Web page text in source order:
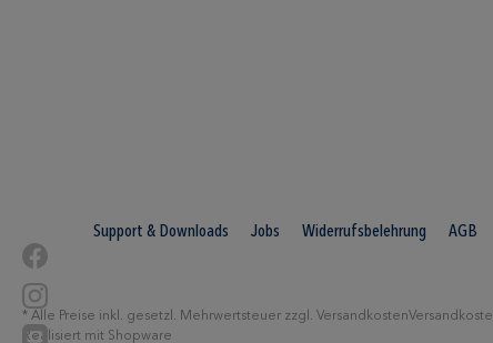
Support & Downloads Jobs Widerrufsbelehrung AGB
* Alle Preise inkl. gesetzl. Mehrwertsteuer zzgl. Versandkosten
Realisiert mit Shopware